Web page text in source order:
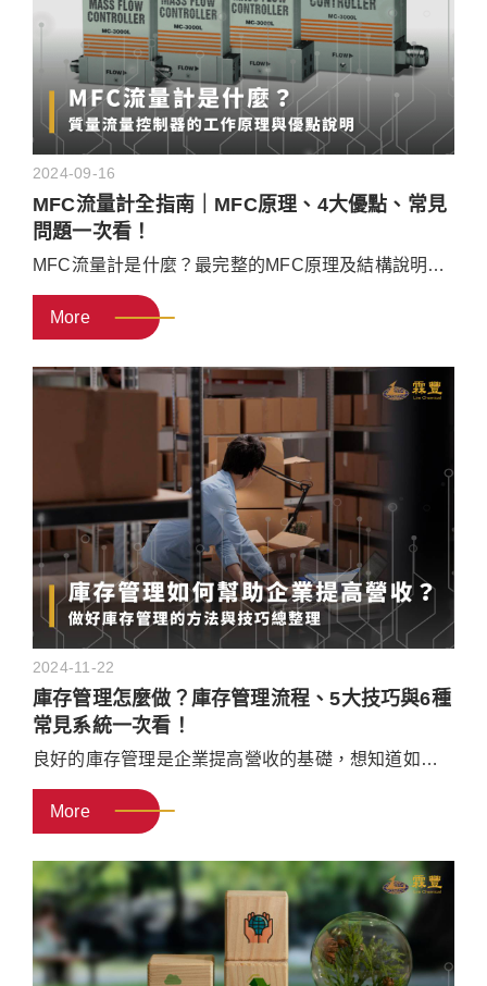
2024-09-16
MFC流量計全指南｜MFC原理、4大優點、常見
問題一次看！
MFC流量計是什麼？最完整的MFC原理及結構說明就
看這篇！本文將帶你認識質量流量控制器的基本概
念，包括MFC原理、組成部件、4大優點與常見問題，
More
2024-11-22
庫存管理怎麼做？庫存管理流程、5大技巧與6種
常見系統一次看！
良好的庫存管理是企業提高營收的基礎，想知道如何
做好庫存管理，必須先掌握概念與流程！本文將分享
庫存管理的5個方法與步驟，幫助企業建置庫存管理流
存管理技巧！
More